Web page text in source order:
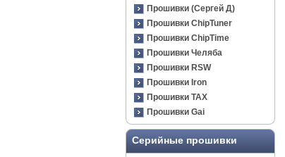
Прошивки (Сергей Д)
Прошивки ChipTuner
Прошивки ChipTime
Прошивки Челяба
Прошивки RSW
Прошивки Iron
Прошивки TAX
Прошивки Gai
Серийные прошивки